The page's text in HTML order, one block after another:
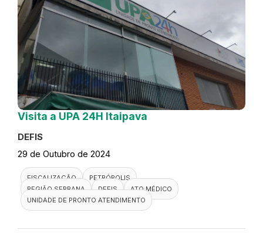
Visita a UPA 24H Itaipava
DEFIS
29 de Outubro de 2024
FISCALIZAÇÃO
PETRÓPOLIS
REGIÃO SERRANA
DEFIS
ATO MÉDICO
UNIDADE DE PRONTO ATENDIMENTO